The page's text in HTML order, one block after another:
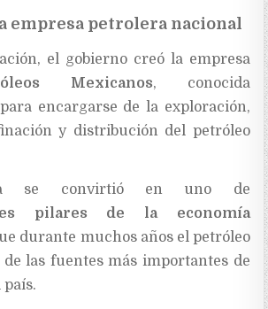
empresa petrolera nacional
el gobierno creó la empresa
Mexicanos, conocida
encargarse de la exploración,
y distribución del petróleo
se convirtió en uno de
pilares de la economía
durante muchos años el petróleo
las fuentes más importantes de